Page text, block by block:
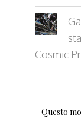
Cosmic
Questo